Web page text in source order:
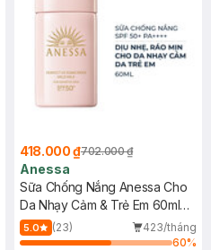
418.000 ₫702.000 ₫
Anessa
Sữa Chống Nắng Anessa Cho
Da Nhạy Cảm & Trẻ Em 60ml
(Mới)
5.0 (23)
423/tháng
60%